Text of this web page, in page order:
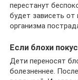
перестанут
будет зависеть от
организма
Если блохи
Дети переносят
болезненнее.